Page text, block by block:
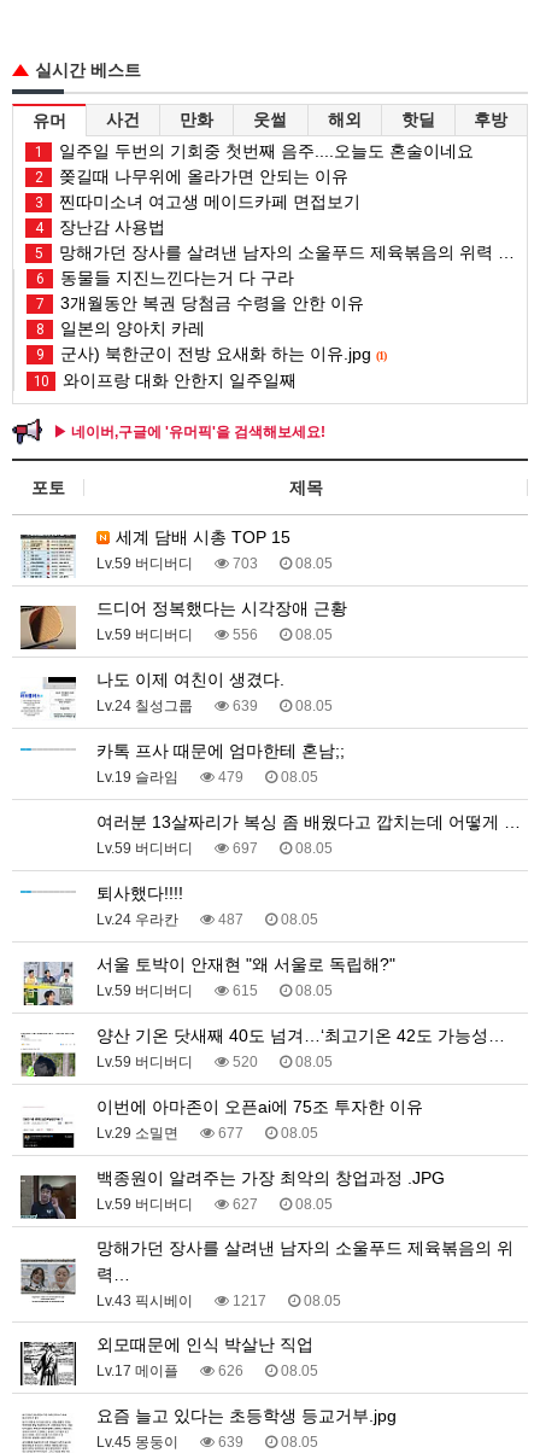
실시간 베스트
유머 사건 만화 웃썰 해외 핫딜 후방
1 일주일 두번의 기회중 첫번째 음주....오늘도 혼술이네요
2 쫒길때 나무위에 올라가면 안되는 이유
3 찐따미소녀 여고생 메이드카페 면접보기
4 장난감 사용법
5 망해가던 장사를 살려낸 남자의 소울푸드 제육볶음의 위력 ㅋㅋ
6 동물들 지진느낀다는거 다 구라
7 3개월동안 복권 당첨금 수령을 안한 이유
8 일본의 양아치 카레
9 군사) 북한군이 전방 요새화 하는 이유.jpg (1)
10 와이프랑 대화 안한지 일주일째
▶ 네이버,구글에 '유머픽'을 검색해보세요!
포토 제목
세계 담배 시총 TOP 15
Lv.59 버디버디 703 08.05
드디어 정복했다는 시각장애 근황
Lv.59 버디버디 556 08.05
나도 이제 여친이 생겼다.
Lv.24 칠성그룹 639 08.05
카톡 프사 때문에 엄마한테 혼남;;
Lv.19 슬라임 479 08.05
여러분 13살짜리가 복싱 좀 배웠다고 깝치는데 어떻게 …
Lv.59 버디버디 697 08.05
퇴사했다!!!!
Lv.24 우라칸 487 08.05
서울 토박이 안재현 "왜 서울로 독립해?"
Lv.59 버디버디 615 08.05
양산 기온 닷새째 40도 넘겨…‘최고기온 42도 가능성…
Lv.59 버디버디 520 08.05
이번에 아마존이 오픈ai에 75조 투자한 이유
Lv.29 소밀면 677 08.05
백종원이 알려주는 가장 최악의 창업과정 .JPG
Lv.59 버디버디 627 08.05
망해가던 장사를 살려낸 남자의 소울푸드 제육볶음의 위
력…
Lv.43 픽시베이 1217 08.05
외모때문에 인식 박살난 직업
Lv.17 메이플 626 08.05
요즘 늘고 있다는 초등학생 등교거부.jpg
Lv.45 몽둥이 639 08.05